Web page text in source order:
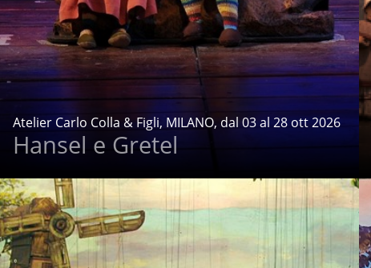
Atelier Carlo Colla & Figli, MILANO, dal 03 al 28 ott 2026
Hansel e Gretel